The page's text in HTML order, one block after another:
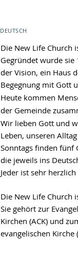
DEUTSCH
Die New Life Church
Gegründet wurde
der Vision, ein Haus
Begegnung mit Gott
Heute kommen
der Gemeinde
Wir lieben Gott und
Leben, unseren
Sonntags finden fünf
die jeweils ins
Jeder ist sehr
Die New Life Church
Sie gehört zur
Kirchen (ACK) und
evangelischen Kirche